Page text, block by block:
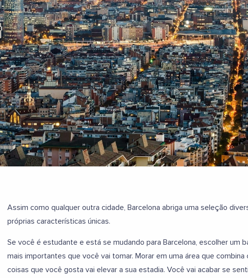
Assim como qualquer outra cidade, Barcelona abriga uma seleção
próprias características únicas.
Se você é estudante e está se mudando para Barcelona, escolher um
mais importantes que você vai tomar. Morar em uma área que
coisas que você gosta vai elevar a sua estadia. Você vai acabar se